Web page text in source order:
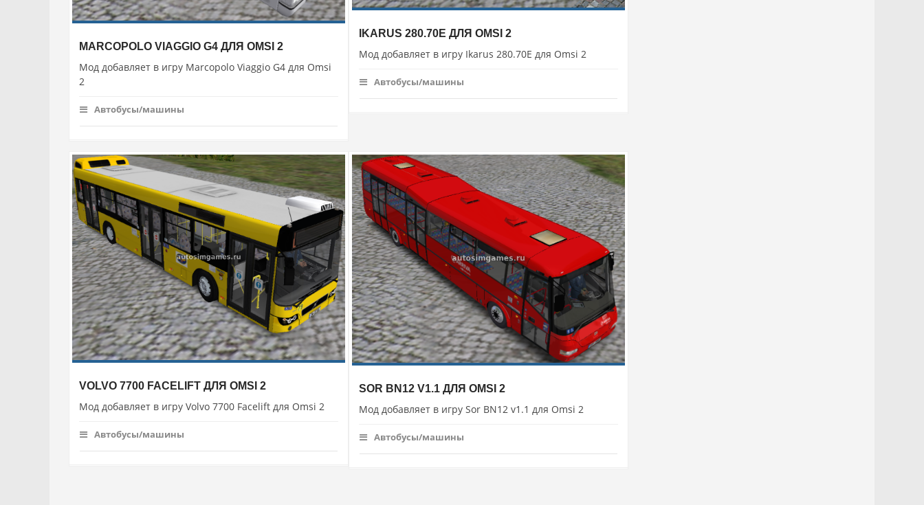
MARCOPOLO VIAGGIO G4 ДЛЯ OMSI 2
Мод добавляет в игру Marcopolo Viaggio G4 для Omsi
2
Автобусы/машины
IKARUS 280.70E ДЛЯ OMSI 2
Мод добавляет в игру Ikarus 280.70E для Omsi 2
Автобусы/машины
VOLVO 7700 FACELIFT ДЛЯ OMSI 2
Мод добавляет в игру Volvo 7700 Facelift для Omsi 2
Автобусы/машины
SOR BN12 V1.1 ДЛЯ OMSI 2
Мод добавляет в игру Sor BN12 v1.1 для Omsi 2
Автобусы/машины